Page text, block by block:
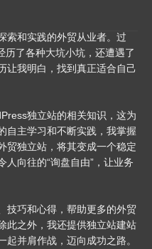
索和实践的外贸从业者。过
历了各种大坑小坑，还遭遇了
让我明白，找到真正适合自己
独立站的相关知识，这为
自主学习和不断实践，我掌握
贸独立站，将其变成一个稳定
向往的“询盘自由”，让业务
技巧和心得，帮助更多的外贸
此之外，我还提供独立站建站
并肩作战，迈向成功之路。